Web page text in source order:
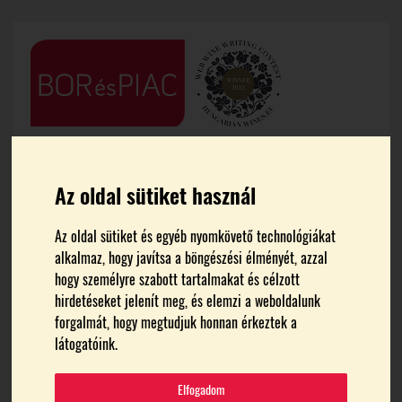
Az oldal sütiket használ
Az oldal sütiket és egyéb nyomkövető technológiákat
alkalmaz, hogy javítsa a böngészési élményét, azzal
hogy személyre szabott tartalmakat és célzott
hirdetéseket jelenít meg, és elemzi a weboldalunk
forgalmát, hogy megtudjuk honnan érkeztek a
látogatóink.
Elfogadom
FŐOLDAL HÍREK
Csehország
megszigorította a hordós